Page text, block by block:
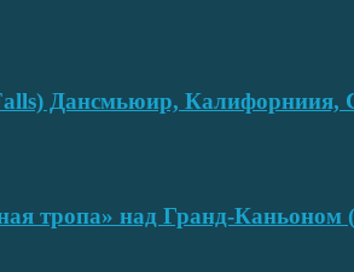
Дансмьюир,
тропа» над Гранд-